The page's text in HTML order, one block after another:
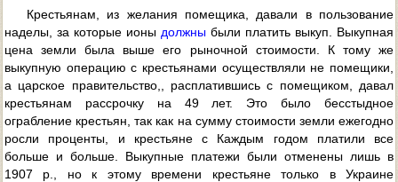
Крестьянам, из желания помещика, давали в пользование
наделы, за которые ионы должны были платить выкуп. Выкупная
цена земли была выше его рыночной стоимости. К тому же
выкупную операцию с крестьянами осуществляли не помещики,
а царское правительство,, расплатившись с помещиком, давал
крестьянам рассрочку на 49 лет. Это было бесстыдное
ограбление крестьян, так как на сумму стоимости земли ежегодно
росли проценты, и крестьяне с Каждым годом платили все
больше и больше. Выкупные платежи были отменены лишь в
1907 p., но к этому времени крестьяне только в Украине